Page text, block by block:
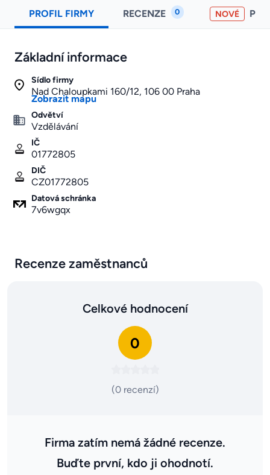
PROFIL FIRMY RECENZE 0 NOVÉ
Základní informace
Sídlo firmy
Nad Chaloupkami 160/12, 106 00 Praha
Zobrazit mapu
Odvětví
Vzdělávání
IČ
01772805
DIČ
CZ01772805
Datová schránka
7v6wgqx
Recenze zaměstnanců
Celkové hodnocení
0
(0 recenzí)
Firma zatím nemá žádné recenze.
Buďte první, kdo ji ohodnotí.